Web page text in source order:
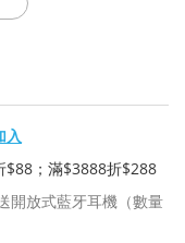
入
；滿$3888折$288
開放式藍牙耳機（數量